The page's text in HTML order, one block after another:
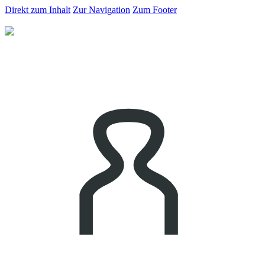
Direkt zum Inhalt Zur Navigation Zum Footer